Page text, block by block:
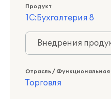
Продукт
1С:Бухгалтерия 8
Внедрения
Отрасль / Функциональная
Торговля